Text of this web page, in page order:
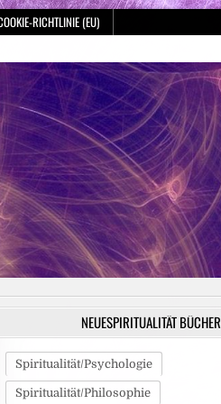
RICHTLINIE (EU)
NEUESPIRITUALITÄT BÜCHER
Spiritualität/Psychologie
Spiritualität/Philosophie